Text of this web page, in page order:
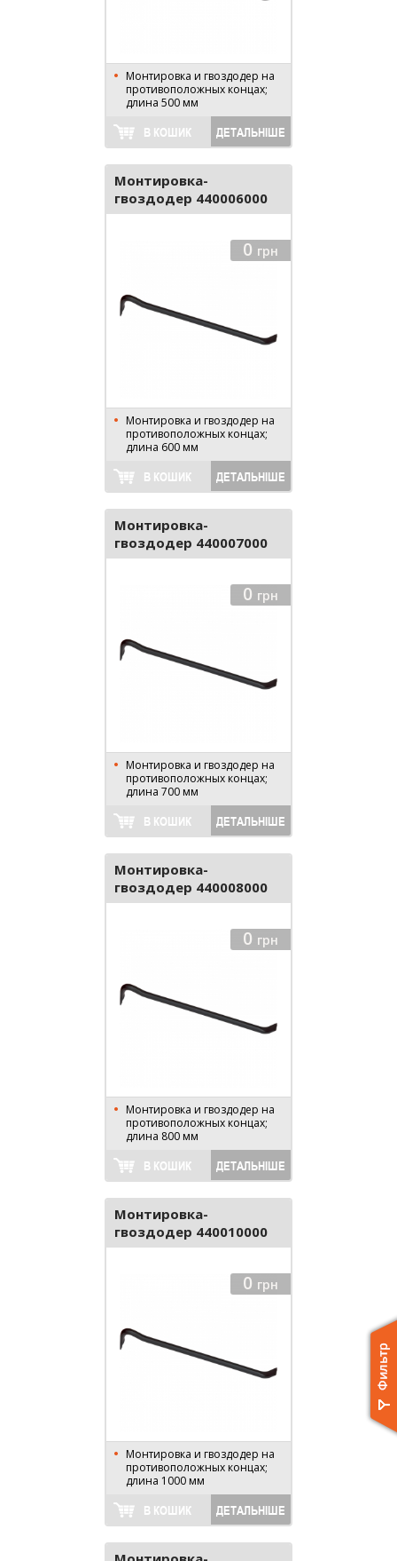
Монтировка и гвоздодер на
противоположных концах;
длина 500 мм
В КОШИК ДЕТАЛЬНІШЕ
Монтировка-
гвоздодер 440006000
0 грн
Монтировка и гвоздодер на
противоположных концах;
длина 600 мм
В КОШИК ДЕТАЛЬНІШЕ
Монтировка-
гвоздодер 440007000
0 грн
Монтировка и гвоздодер на
противоположных концах;
длина 700 мм
В КОШИК ДЕТАЛЬНІШЕ
Монтировка-
гвоздодер 440008000
0 грн
Монтировка и гвоздодер на
противоположных концах;
длина 800 мм
В КОШИК ДЕТАЛЬНІШЕ
Монтировка-
гвоздодер 440010000
0 грн
Монтировка и гвоздодер на
противоположных концах;
длина 1000 мм
В КОШИК ДЕТАЛЬНІШЕ